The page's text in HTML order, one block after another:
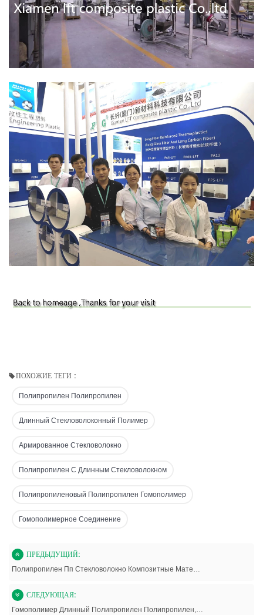
ПОХОЖИЕ ТЕГИ :
Полипропилен Полипропилен
Длинный Стекловолоконный Полимер
Армированное Стекловолокно
Полипропилен С Длинным Стекловолокном
Полипропиленовый Полипропилен Гомополимер
Гомополимерное Соединение
ПРЕДЫДУЩИЙ:
Полипропилен Пп Стекловолокно Композитные Материалы
СЛЕДУЮЩАЯ:
Гомополимер Длинный Полипропилен Полипропилен, Армированный Стекловолокном